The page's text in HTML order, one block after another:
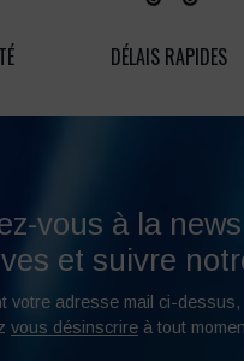
DÉLAIS RAPIDES
vous à la
et suivre
votre adresse mail ci-
vous désinscrire à tout